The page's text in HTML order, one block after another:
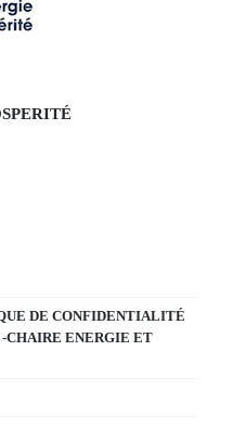
DE CONFIDENTIALITÉ
CHAIRE ENERGIE ET